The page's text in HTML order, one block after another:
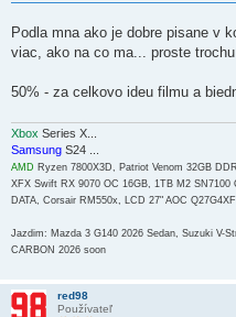
k
Podla mna ako je dobre pisane v
viac, ako na co ma... proste
50% - za celkovo ideu filmu a
Xbox Series X...
Samsung S24 ...
AMD Ryzen 7800X3D, Patriot Venom 32GB
XFX Swift RX 9070 OC 16GB, 1TB M2 SN7100
DATA, Corsair RM550x, LCD 27" AOC Q27G4XF
Jazdim: Mazda 3 G140 2026 Sedan, Suzuki V-
CARBON 2026 soon
red98
Používateľ